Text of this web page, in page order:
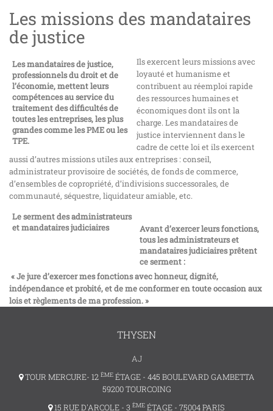
Les missions des mandataires
de justice
Les mandataires de justice,
professionnels du droit et de
l’économie, mettent leurs
compétences au service du
traitement des difficultés de
toutes les entreprises, les plus
grandes comme les PME ou les
TPE.
Ils exercent leurs missions avec
loyauté et humanisme et
contribuent au réemploi rapide
des ressources humaines et
économiques dont ils ont la
charge. Les mandataires de
justice interviennent dans le
cadre de cette loi et ils exercent
aussi d’autres missions utiles aux entreprises : conseil,
administrateur provisoire de sociétés, de fonds de commerce,
d’ensembles de copropriété, d’indivisions successorales, de
communauté, séquestre, liquidateur amiable, etc.
Le serment des administrateurs
et mandataires judiciaires
Avant d’exercer leurs fonctions,
tous les administrateurs et
mandataires judiciaires prêtent
ce serment :
« Je jure d’exercer mes fonctions avec honneur, dignité,
indépendance et probité, et de me conformer en toute occasion aux
lois et règlements de ma profession. »
THYSEN
AJ
TOUR MERCURE- 12 ÈMEÉTAGE - 445 BOULEVARD GAMBETTA
59200 TOURCOING
15 RUE D'ARCOLE - 3 ÈME ÉTAGE - 75004 PARIS